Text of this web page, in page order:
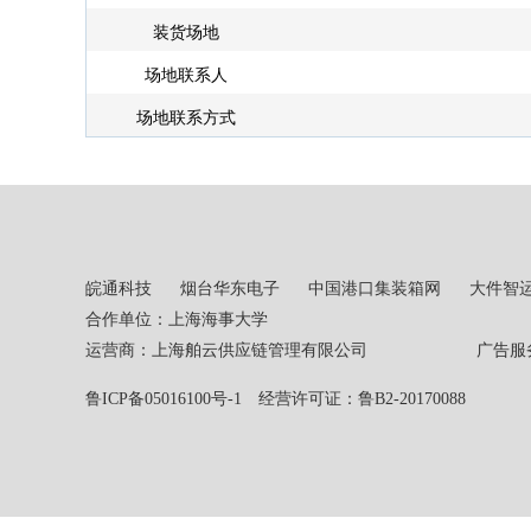
装货场地
场地联系人
场地联系方式
皖通科技 烟台华东电子 中国港口集装箱网
大件智
合作单位：上海海事大学
运营商：上海舶云供应链管理有限公司 广告服务热
鲁ICP备05016100号-1 经营许可证：鲁B2-20170088